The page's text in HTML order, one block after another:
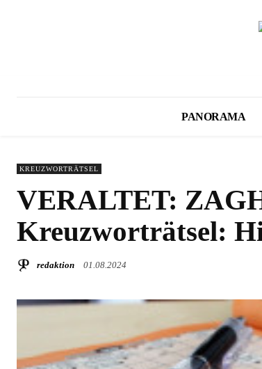
PANORAMA
KREUZWORTRÄTSEL
VERALTET:
Kreuzworträtsel:
redaktion 01.08.2024